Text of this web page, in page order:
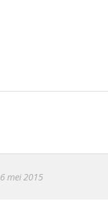
6 mei 2015